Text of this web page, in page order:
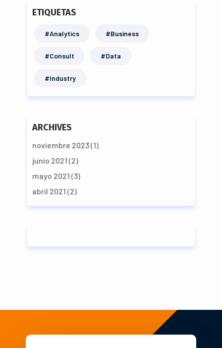
ETIQUETAS
#Analytics #Business
#Consult #Data
#Industry
ARCHIVES
noviembre 2023(1)
junio 2021 (2)
mayo 2021 (3)
abril 2021 (2)